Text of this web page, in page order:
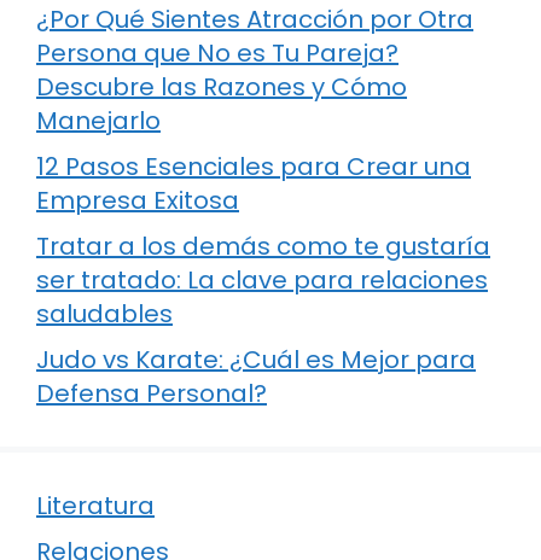
¿Por Qué Sientes Atracción por Otra
Persona que No es Tu Pareja?
Descubre las Razones y Cómo
Manejarlo
12 Pasos Esenciales para Crear una
Empresa Exitosa
Tratar a los demás como te gustaría
ser tratado: La clave para relaciones
saludables
Judo vs Karate: ¿Cuál es Mejor para
Defensa Personal?
Literatura
Relaciones